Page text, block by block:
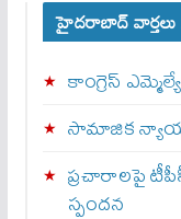
హైదరాబాద్ వార్తలు
కాంగ్రెస్
సామాజిక
ప్రచారాలపై
స్పందన